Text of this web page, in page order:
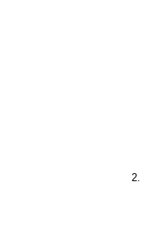
2.